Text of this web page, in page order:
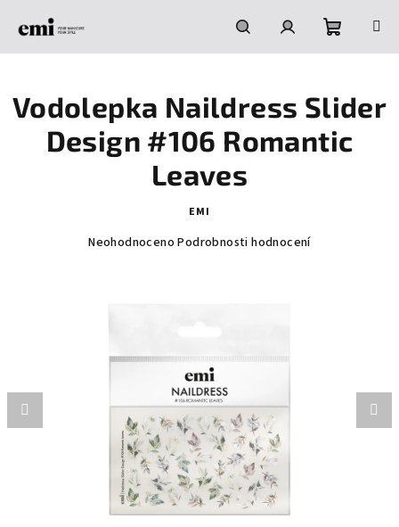
HledatPřihlášeníNákupní
košík
Vodolepka Naildress Slider
Design #106 Romantic
Leaves
EMI
Průměrné
hvězdiček.
Neohodnoceno Podrobnosti hodnocení